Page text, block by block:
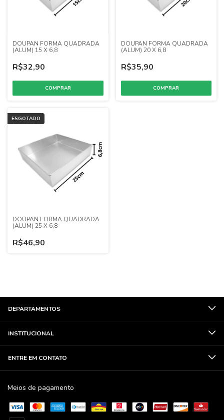
DOUPAN FORMA QUADRADA
(ALUM) 15 X 6,8
R$32,90
DOUPAN FORMA QUADRADA
(ALUM) 20 X 6,8
R$35,90
ESGOTADO
DOUPAN FORMA QUADRADA
(ALUM) 25 X 6,8
R$46,90
DEPARTAMENTOS
INSTITUCIONAL
ENTRE EM CONTATO
Meios de pagamento